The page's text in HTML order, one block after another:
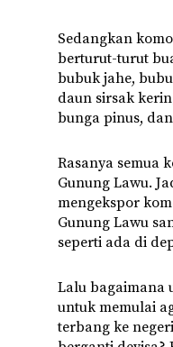
Sedangkan
berturut-turut
bubuk jahe,
daun sirsak
bunga pinus,
Rasanya semua
Gunung Lawu.
mengekspor
Gunung Lawu
seperti ada di
Lalu bagaimana
untuk memulai
terbang ke